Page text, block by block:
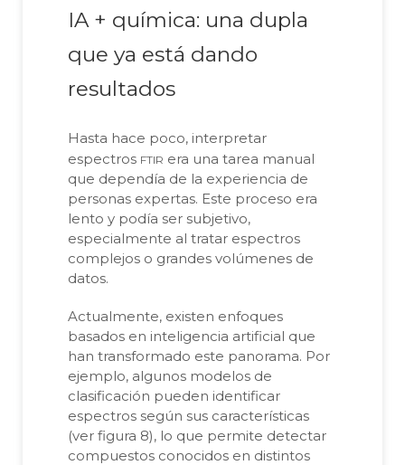
IA + química: una dupla
que ya está dando
resultados
Hasta hace poco, interpretar
espectros ftir era una tarea manual
que dependía de la experiencia de
personas expertas. Este proceso era
lento y podía ser subjetivo,
especialmente al tratar espectros
complejos o grandes volúmenes de
datos.
Actualmente, existen enfoques
basados en inteligencia artificial que
han transformado este panorama. Por
ejemplo, algunos modelos de
clasificación pueden identificar
espectros según sus características
(ver figura 8), lo que permite detectar
compuestos conocidos en distintos